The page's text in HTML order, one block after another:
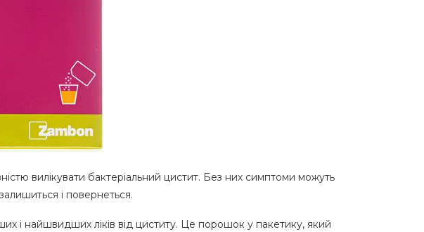
вилікувати бактеріальний цистит. Без них симптоми можуть
і повернеться.
і найшвидших ліків від циститу. Це порошок у пакетику, який